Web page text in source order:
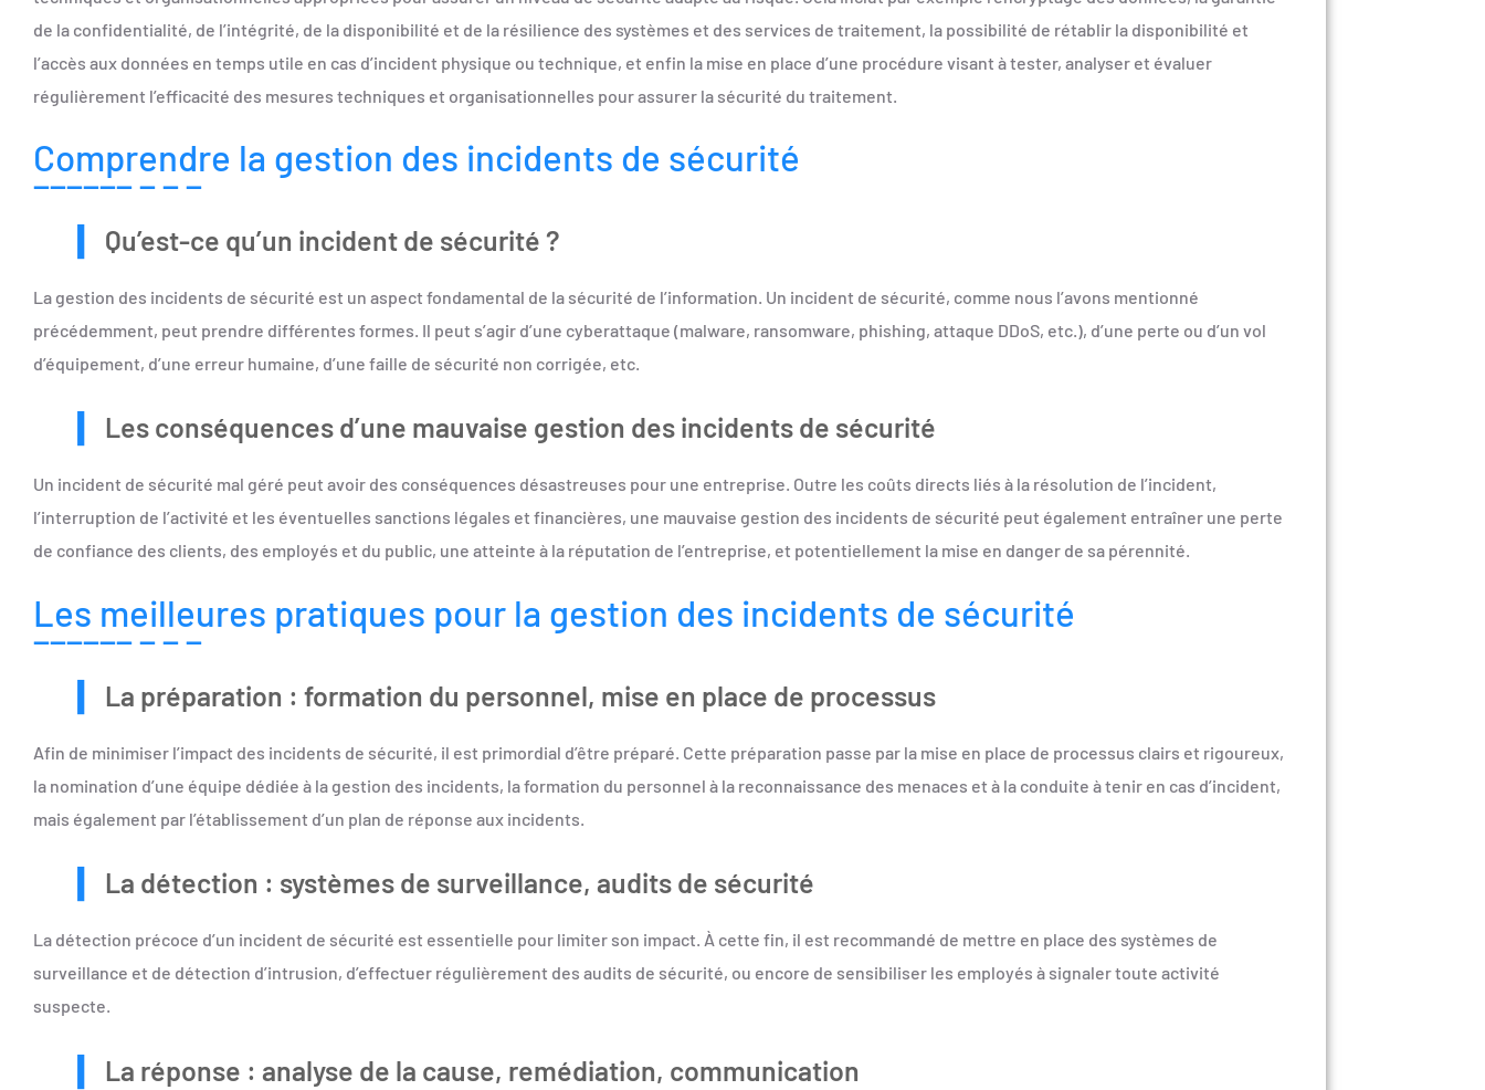
de la confidentialité, de l’intégrité, de la disponibilité et de la résilience des systèmes et des services de traitement, la possibilité de rétablir la disponibilité et
l’accès aux données en temps utile en cas d’incident physique ou technique, et enfin la mise en place d’une procédure visant à tester, analyser et évaluer
régulièrement l’efficacité des mesures techniques et organisationnelles pour assurer la sécurité du traitement.
Comprendre la gestion des incidents de sécurité
Qu’est-ce qu’un incident de sécurité ?
La gestion des incidents de sécurité est un aspect fondamental de la sécurité de l’information. Un incident de sécurité, comme nous l’avons mentionné
précédemment, peut prendre différentes formes. Il peut s’agir d’une cyberattaque (malware, ransomware, phishing, attaque DDoS, etc.), d’une perte ou d’un vol
d’équipement, d’une erreur humaine, d’une faille de sécurité non corrigée, etc.
Les conséquences d’une mauvaise gestion des incidents de sécurité
Un incident de sécurité mal géré peut avoir des conséquences désastreuses pour une entreprise. Outre les coûts directs liés à la résolution de l’incident,
l’interruption de l’activité et les éventuelles sanctions légales et financières, une mauvaise gestion des incidents de sécurité peut également entraîner une perte
de confiance des clients, des employés et du public, une atteinte à la réputation de l’entreprise, et potentiellement la mise en danger de sa pérennité.
Les meilleures pratiques pour la gestion des incidents de sécurité
La préparation : formation du personnel, mise en place de processus
Afin de minimiser l’impact des incidents de sécurité, il est primordial d’être préparé. Cette préparation passe par la mise en place de processus clairs et rigoureux,
la nomination d’une équipe dédiée à la gestion des incidents, la formation du personnel à la reconnaissance des menaces et à la conduite à tenir en cas d’incident,
mais également par l’établissement d’un plan de réponse aux incidents.
La détection : systèmes de surveillance, audits de sécurité
La détection précoce d’un incident de sécurité est essentielle pour limiter son impact. À cette fin, il est recommandé de mettre en place des systèmes de
surveillance et de détection d’intrusion, d’effectuer régulièrement des audits de sécurité, ou encore de sensibiliser les employés à signaler toute activité
suspecte.
La réponse : analyse de la cause, remédiation, communication